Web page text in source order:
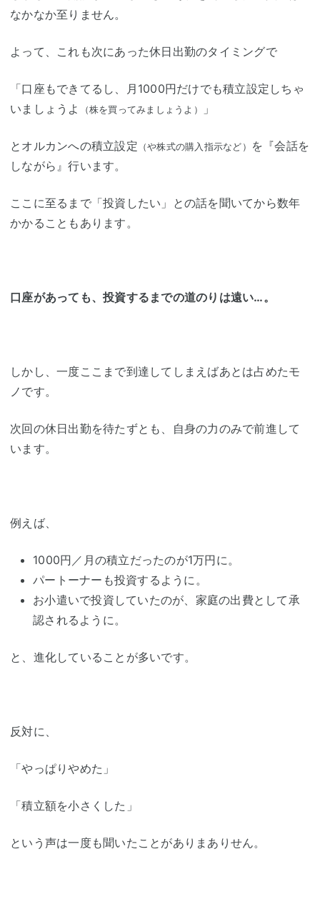
なかなか至りません。
よって、これも次にあった休日出勤のタイミングで
「口座もできてるし、月1000円だけでも積立設定しちゃ
いましょうよ
（株を買ってみましょうよ） 」
とオルカンへの積立設定 （や株式の購入指示など）
を『会話を
しながら』行います。
ここに至るまで「投資したい」との話を聞いてから数年
かかることもあります。
口座があっても、投資するまでの道のりは遠い…。
しかし、一度ここまで到達してしまえばあとは占めたモ
ノです。
次回の休日出勤を待たずとも、自身の力のみで前進して
います。
例えば、
1000円／月の積立だったのが1万円に。
パートーナーも投資するように。
お小遣いで投資していたのが、家庭の出費として承
認されるように。
と、進化していることが多いです。
反対に、
「やっぱりやめた」
「積立額を小さくした」
という声は一度も聞いたことがありまありせん。